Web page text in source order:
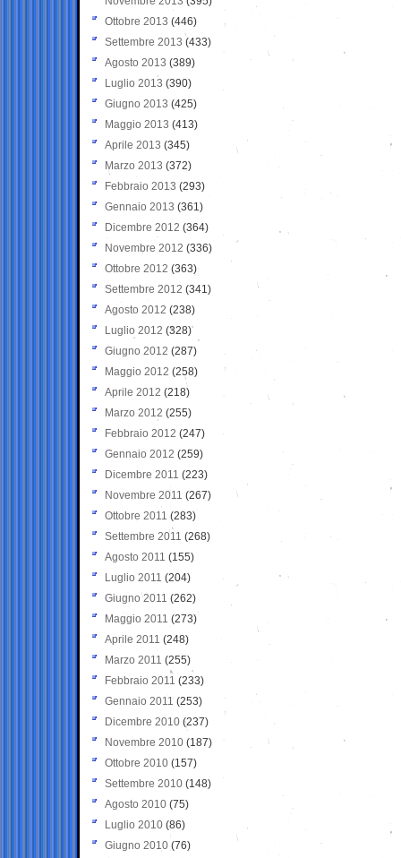
Ottobre 2013 (446)
Settembre 2013 (433)
Agosto 2013 (389)
Luglio 2013 (390)
Giugno 2013 (425)
Maggio 2013 (413)
Aprile 2013 (345)
Marzo 2013 (372)
Febbraio 2013 (293)
Gennaio 2013 (361)
Dicembre 2012 (364)
Novembre 2012 (336)
Ottobre 2012 (363)
Settembre 2012 (341)
Agosto 2012 (238)
Luglio 2012 (328)
Giugno 2012 (287)
Maggio 2012 (258)
Aprile 2012 (218)
Marzo 2012 (255)
Febbraio 2012 (247)
Gennaio 2012 (259)
Dicembre 2011 (223)
Novembre 2011 (267)
Ottobre 2011 (283)
Settembre 2011 (268)
Agosto 2011 (155)
Luglio 2011 (204)
Giugno 2011 (262)
Maggio 2011 (273)
Aprile 2011 (248)
Marzo 2011 (255)
Febbraio 2011 (233)
Gennaio 2011 (253)
Dicembre 2010 (237)
Novembre 2010 (187)
Ottobre 2010 (157)
Settembre 2010 (148)
Agosto 2010 (75)
Luglio 2010 (86)
Giugno 2010 (76)